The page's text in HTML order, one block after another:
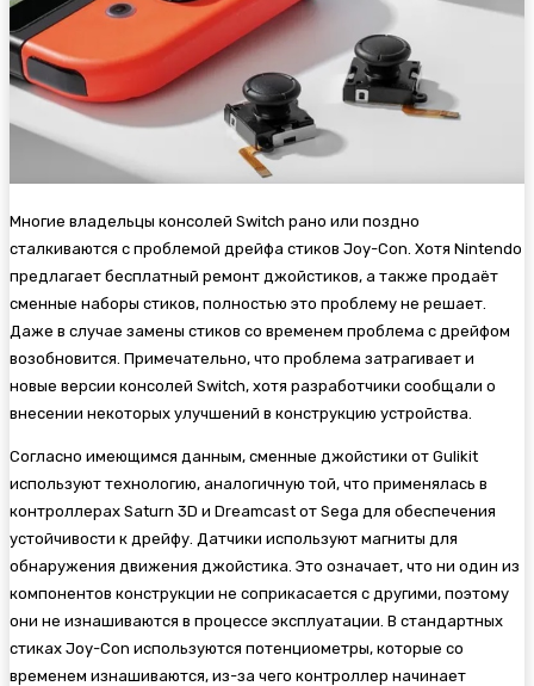
Многие владельцы консолей Switch рано или поздно
сталкиваются с проблемой дрейфа стиков Joy-Con. Хотя Nintendo
предлагает бесплатный ремонт джойстиков, а также продаёт
сменные наборы стиков, полностью это проблему не решает.
Даже в случае замены стиков со временем проблема с дрейфом
возобновится. Примечательно, что проблема затрагивает и
новые версии консолей Switch, хотя разработчики сообщали о
внесении некоторых улучшений в конструкцию устройства.
Согласно имеющимся данным, сменные джойстики от Gulikit
используют технологию, аналогичную той, что применялась в
контроллерах Saturn 3D и Dreamcast от Sega для обеспечения
устойчивости к дрейфу. Датчики используют магниты для
обнаружения движения джойстика. Это означает, что ни один из
компонентов конструкции не соприкасается с другими, поэтому
они не изнашиваются в процессе эксплуатации. В стандартных
стиках Joy-Con используются потенциометры, которые со
временем изнашиваются, из-за чего контроллер начинает